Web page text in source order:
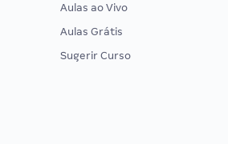
Aulas ao Vivo
Aulas Grátis
Sugerir Curso